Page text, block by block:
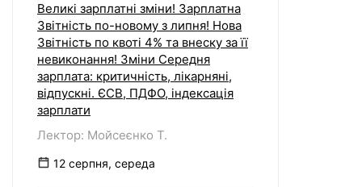
Великі зарплатні зміни! Зарплатна
Звітність по-новому з липня! Нова
Звітність по квоті 4% та внеску за її
невиконання! Зміни Середня
зарплата: критичність, лікарняні,
відпускні. ЄСВ, ПДФО, індексація
зарплати
Лектор: Мойсеєнко Т.
12 серпня, середа